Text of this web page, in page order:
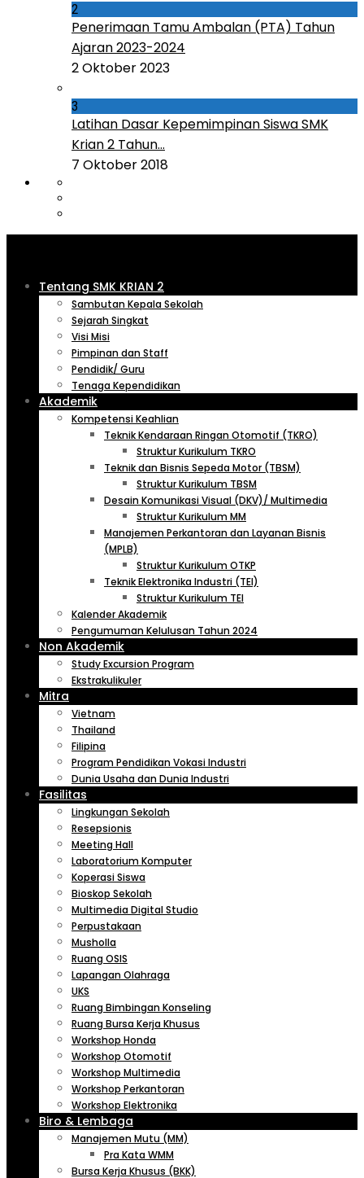
2
Penerimaan Tamu Ambalan (PTA) Tahun
Ajaran 2023-2024
2 Oktober 2023
3
Latihan Dasar Kepemimpinan Siswa SMK
Krian 2 Tahun...
7 Oktober 2018
Tentang SMK KRIAN 2
Sambutan Kepala Sekolah
Sejarah Singkat
Visi Misi
Pimpinan dan Staff
Pendidik/ Guru
Tenaga Kependidikan
Akademik
Kompetensi Keahlian
Teknik Kendaraan Ringan Otomotif (TKRO)
Struktur Kurikulum TKRO
Teknik dan Bisnis Sepeda Motor (TBSM)
Struktur Kurikulum TBSM
Desain Komunikasi Visual (DKV)/ Multimedia
Struktur Kurikulum MM
Manajemen Perkantoran dan Layanan Bisnis
(MPLB)
Struktur Kurikulum OTKP
Teknik Elektronika Industri (TEI)
Struktur Kurikulum TEI
Kalender Akademik
Pengumuman Kelulusan Tahun 2024
Non Akademik
Study Excursion Program
Ekstrakulikuler
Mitra
Vietnam
Thailand
Filipina
Program Pendidikan Vokasi Industri
Dunia Usaha dan Dunia Industri
Fasilitas
Lingkungan Sekolah
Resepsionis
Meeting Hall
Laboratorium Komputer
Koperasi Siswa
Bioskop Sekolah
Multimedia Digital Studio
Perpustakaan
Musholla
Ruang OSIS
Lapangan Olahraga
UKS
Ruang Bimbingan Konseling
Ruang Bursa Kerja Khusus
Workshop Honda
Workshop Otomotif
Workshop Multimedia
Workshop Perkantoran
Workshop Elektronika
Biro & Lembaga
Manajemen Mutu (MM)
Pra Kata WMM
Bursa Kerja Khusus (BKK)